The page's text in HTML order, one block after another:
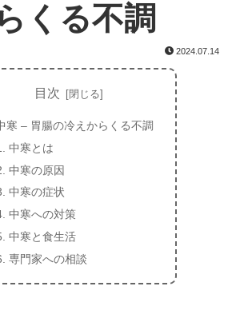
くる不調
2024.07.14
目次
寒 – 胃腸の冷えからくる不調
中寒とは
中寒の原因
中寒の症状
中寒への対策
中寒と食生活
専門家への相談